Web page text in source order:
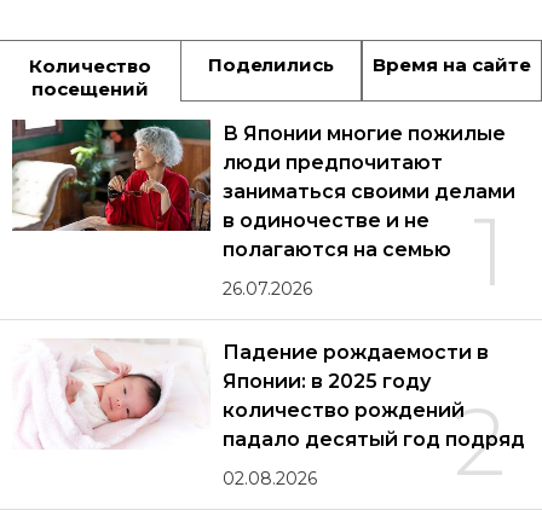
Количество
посещений
Поделились Время на сайте
1
В Японии многие пожилые
люди предпочитают
заниматься своими делами
в одиночестве и не
полагаются на семью
26.07.2026
2
Падение рождаемости в
Японии: в 2025 году
количество рождений
падало десятый год подряд
02.08.2026